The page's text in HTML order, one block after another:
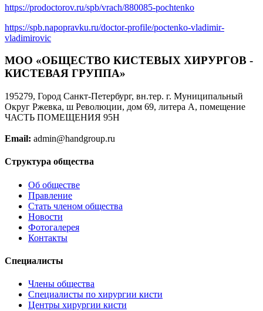
https://prodoctorov.ru/spb/vrach/880085-pochtenko
https://spb.napopravku.ru/doctor-profile/poctenko-vladimir-
vladimirovic
МОО «ОБЩЕСТВО КИСТЕВЫХ ХИРУРГОВ -
КИСТЕВАЯ ГРУППА»
195279, Город Санкт-Петербург, вн.тер. г. Муниципальный
Округ Ржевка, ш Революции, дом 69, литера А, помещение
ЧАСТЬ ПОМЕЩЕНИЯ 95Н
Email: admin@handgroup.ru
Структура общества
Об обществе
Правление
Стать членом общества
Новости
Фотогалерея
Контакты
Специалисты
Члены общества
Специалисты по хирургии кисти
Центры хирургии кисти